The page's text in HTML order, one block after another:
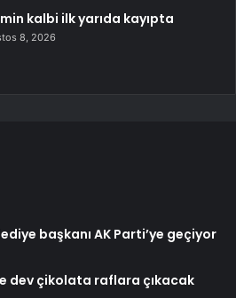
kalbi ilk yarıda kayıpta
8, 2026
başkanı AK Parti’ye geçiyor
dev çikolata raflara çıkacak